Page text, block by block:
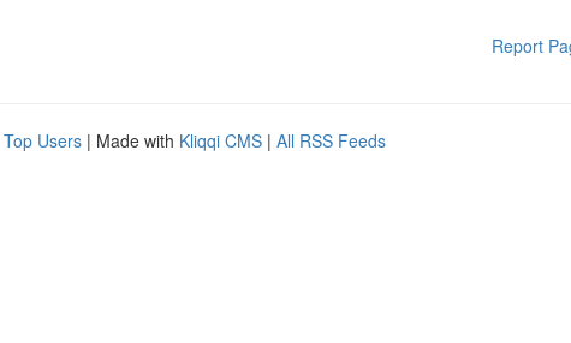
Report
Top Users | Made with Kliqqi CMS | All RSS Feeds